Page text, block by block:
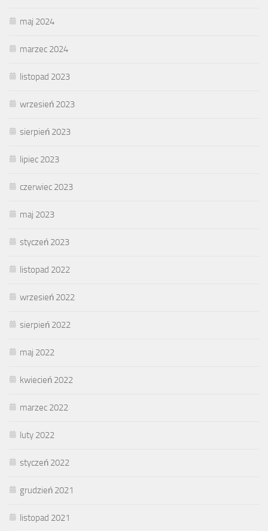
maj 2024
marzec 2024
listopad 2023
wrzesień 2023
sierpień 2023
lipiec 2023
czerwiec 2023
maj 2023
styczeń 2023
listopad 2022
wrzesień 2022
sierpień 2022
maj 2022
kwiecień 2022
marzec 2022
luty 2022
styczeń 2022
grudzień 2021
listopad 2021